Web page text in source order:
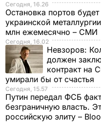
Давно
и
как
17.12ПОЛИТИКА
Сегодня, 16.26
Остановка портов
украинской
млн ежемесячно – СМИ
Сегодня, 16.02
Невзоров:
должен
контракт на
умирали бы от счастья
Сегодня, 15.57
Путин передал ФСБ
безграничную власть.
российскую элиту –